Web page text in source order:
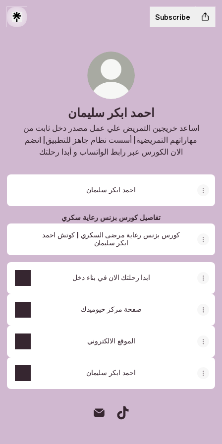
Subscribe
احمد ابكر سليمان
اساعد خريجين التمريض علي عمل مصدر دخل ثابت من
مهاراتهم التمريضية| أسست نظام جاهز للتطبيق| انضم
الان الكورس عبر رابط الواتساب و أبدا رحلتك
احمد ابكر سليمان
تفاصيل كورس بزنس رعاية سكري
كورس بزنس رعاية مرضى السكري | كوتش احمد
ابكر سليمان
ابدا رحلتك الان في بناء دخل
صفحة مركز حيوميدك
الموقع الالكتروني
احمد ابكر سليمان